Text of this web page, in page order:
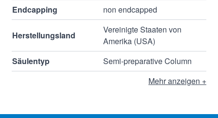
Endcapping non endcapped
Herstellungsland
Vereinigte Staaten von
Amerika (USA)
Säulentyp
Semi-preparative Column
Mehr anzeigen +